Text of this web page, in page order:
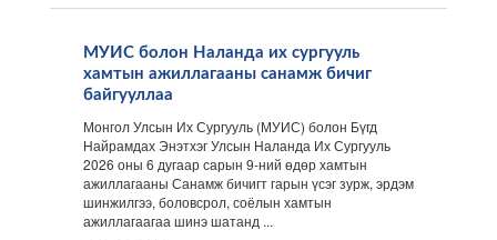
МУИС болон Наланда их сургууль
хамтын ажиллагааны санамж бичиг
байгууллаа
Монгол Улсын Их Сургууль (МУИС) болон Бүгд
Найрамдах Энэтхэг Улсын Наланда Их Сургууль
2026 оны 6 дугаар сарын 9-ний өдөр хамтын
ажиллагааны Санамж бичигт гарын үсэг зурж, эрдэм
шинжилгээ, боловсрол, соёлын хамтын
ажиллагаагаа шинэ шатанд ...